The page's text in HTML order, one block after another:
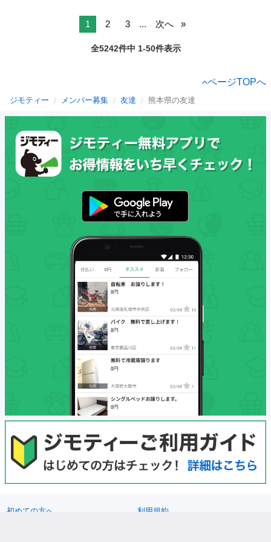
1 2 3 ... 次へ
全5242件中 1-50件表示
ページTOPへ
ジモティー メンバー募集 友達 熊本県の友達
初めての方へ 利用規約